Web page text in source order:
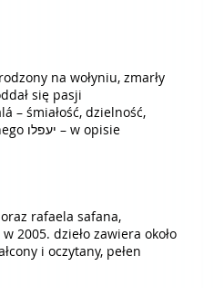
się pasji
rafaela safana,
i oczytany, pełen